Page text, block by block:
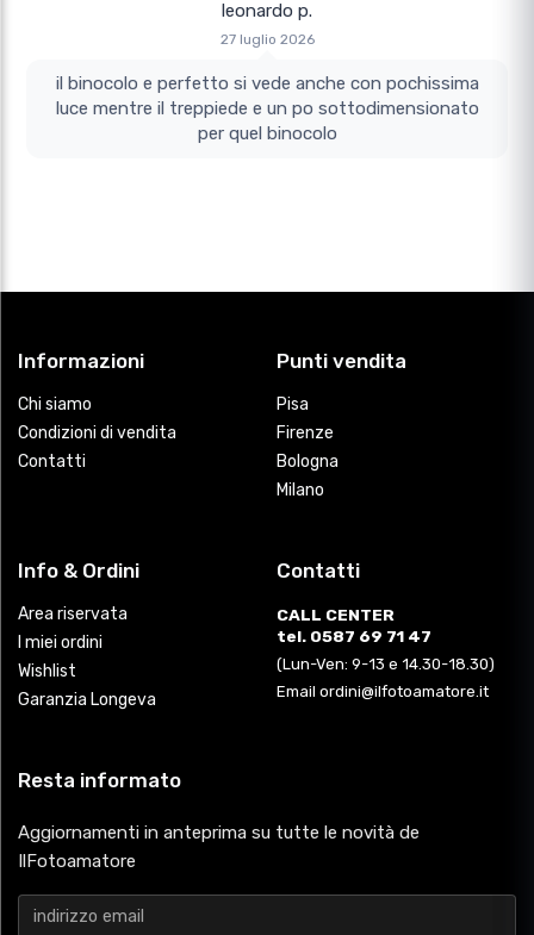
leonardo p.
27 luglio 2026
il binocolo e perfetto si vede anche con pochissima
luce mentre il treppiede e un po sottodimensionato
per quel binocolo
Informazioni
Chi siamo
Condizioni di vendita
Contatti
Punti vendita
Pisa
Firenze
Bologna
Milano
Info & Ordini
Area riservata
I miei ordini
Wishlist
Garanzia Longeva
Contatti
CALL CENTER
tel. 0587 69 71 47
(Lun-Ven: 9-13 e 14.30-18.30)
Email ordini@ilfotoamatore.it
Resta informato
Aggiornamenti in anteprima su tutte le novità de
IlFotoamatore